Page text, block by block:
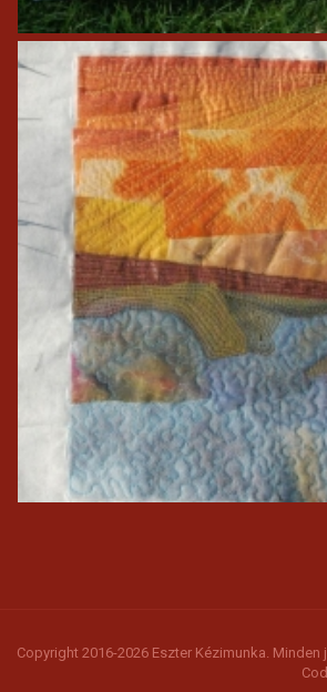
Copyright 2016-2026 Eszter Kézimunka. Minden